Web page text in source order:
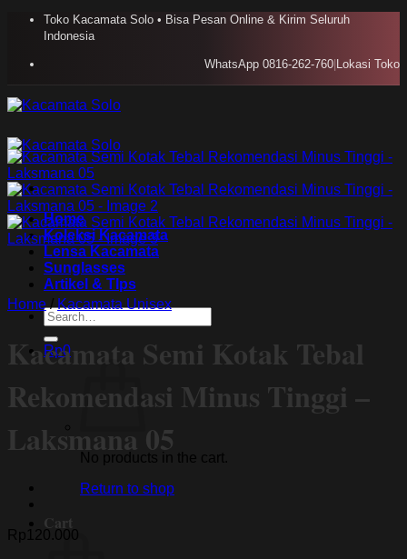
Skip
Toko Kacamata Solo • Bisa Pesan Online & Kirim Seluruh
Indonesia
WhatsApp 0816-262-760 Lokasi Toko
Home
Koleksi Kacamata
Lensa Kacamata
Sunglasses
Artikel & TIps
Search
for:
Rp0
No products in the cart.
Return to shop
Cart
Home / Kacamata Unisex
Kacamata Semi Kotak Tebal
Rekomendasi Minus Tinggi –
Laksmana 05
Rp 120.000